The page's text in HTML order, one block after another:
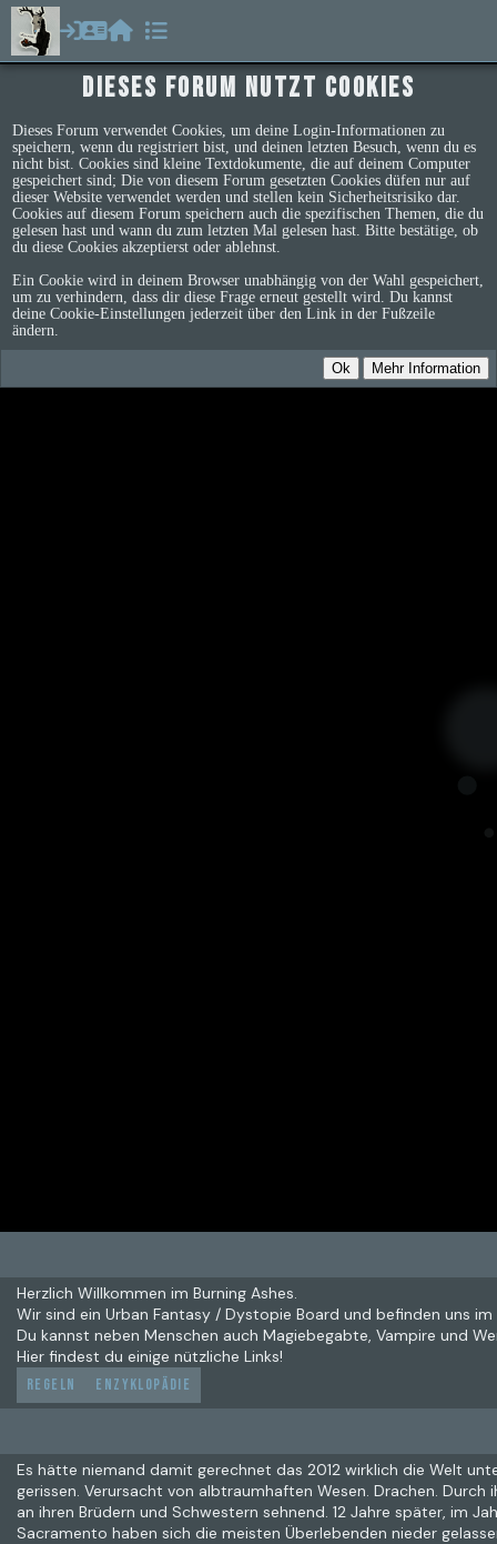
Dieses Forum nutzt Cookies
Dieses Forum verwendet Cookies, um deine Login-Informationen zu
speichern, wenn du registriert bist, und deinen letzten Besuch, wenn du es
nicht bist. Cookies sind kleine Textdokumente, die auf deinem Computer
gespeichert sind; Die von diesem Forum gesetzten Cookies düfen nur auf
dieser Website verwendet werden und stellen kein Sicherheitsrisiko dar.
Cookies auf diesem Forum speichern auch die spezifischen Themen, die du
gelesen hast und wann du zum letzten Mal gelesen hast. Bitte bestätige, ob
du diese Cookies akzeptierst oder ablehnst.
Ein Cookie wird in deinem Browser unabhängig von der Wahl gespeichert,
um zu verhindern, dass dir diese Frage erneut gestellt wird. Du kannst
deine Cookie-Einstellungen jederzeit über den Link in der Fußzeile
ändern.
Herzlich Willkommen im Burning Ashes.
Wir sind ein Urban Fantasy / Dystopie Board und befinden uns
Du kannst neben Menschen auch Magiebegabte, Vampire und
Hier findest du einige nützliche Links!
Regeln Enzyklopädie
Es hätte niemand damit gerechnet das 2012 wirklich die Welt
gerissen. Verursacht von albtraumhaften Wesen. Drachen.
an ihren Brüdern und Schwestern sehnend. 12 Jahre später, im
Sacramento haben sich die meisten Überlebenden nieder